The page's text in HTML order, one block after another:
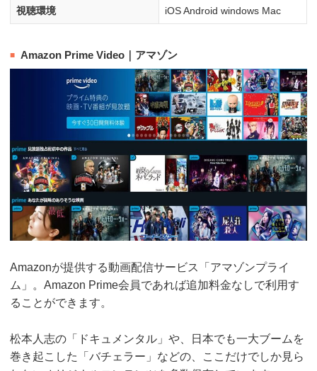
視聴環境 iOS Android windows Mac
Amazon Prime Video｜アマゾン
Amazonが提供する動画配信サービス「アマゾンプライ
ム」。Amazon Prime会員であれば追加料金なしで利用す
ることができます。
松本人志の「ドキュメンタル」や、日本でも一大ブームを
巻き起こした「バチェラー」などの、ここだけでしか見ら